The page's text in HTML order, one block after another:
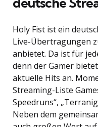
Holy Fist ist ein
Live-Übertragungen
anbietet. Da ist für
denn der Gamer
aktuelle Hits an.
Streaming-Liste
Speedruns“,
Neben dem